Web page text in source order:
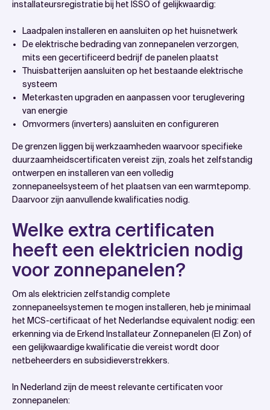
duurzame energie?
Kan een elektricien ook warmtepompen installeren?
Veelgestelde vragen
installateursregistratie bij het ISSO of gelijkwaardig:
Laadpalen installeren en aansluiten op het huisnetwerk
De elektrische bedrading van zonnepanelen verzorgen,
mits een gecertificeerd bedrijf de panelen plaatst
Thuisbatterijen aansluiten op het bestaande elektrische
systeem
Meterkasten upgraden en aanpassen voor teruglevering
van energie
Omvormers (inverters) aansluiten en configureren
De grenzen liggen bij werkzaamheden waarvoor specifieke
duurzaamheidscertificaten vereist zijn, zoals het zelfstandig
ontwerpen en installeren van een volledig
zonnepaneelsysteem of het plaatsen van een warmtepomp.
Daarvoor zijn aanvullende kwalificaties nodig.
Welke extra certificaten
heeft een elektricien nodig
voor zonnepanelen?
Om als elektricien zelfstandig complete
zonnepaneelsystemen te mogen installeren, heb je minimaal
het MCS-certificaat of het Nederlandse equivalent nodig: een
erkenning via de Erkend Installateur Zonnepanelen (EI Zon) of
een gelijkwaardige kwalificatie die vereist wordt door
netbeheerders en subsidieverstrekkers.
In Nederland zijn de meest relevante certificaten voor
zonnepanelen: